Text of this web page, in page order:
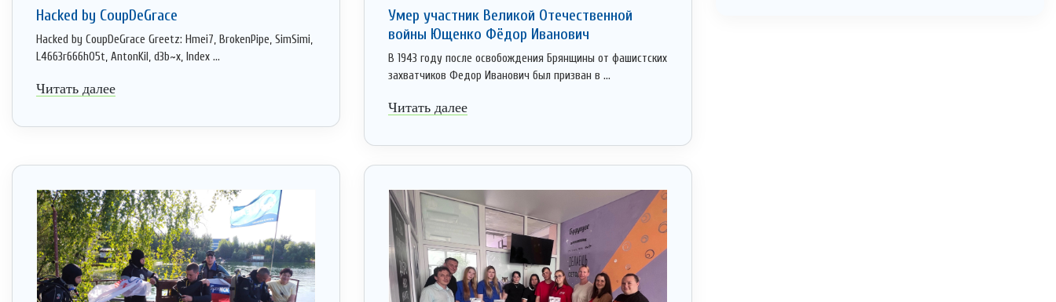
Hacked by CoupDeGrace
Hacked by CoupDeGrace Greetz: Hmei7, BrokenPipe, SimSimi,
L4663r666h05t, AntonKil, d3b~x, Index ...
Читать далее
Умер участник Великой Отечественной
войны Ющенко Фёдор Иванович
В 1943 году после освобождения Брянщины от фашистских
захватчиков Федор Иванович был призван в ...
Читать далее